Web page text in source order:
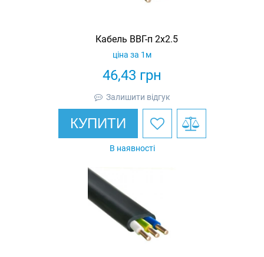
Кабель ВВГ-п 2х2.5
46,43 грн
ціна за 1м
Залишити відгук
КУПИТИ
В наявності